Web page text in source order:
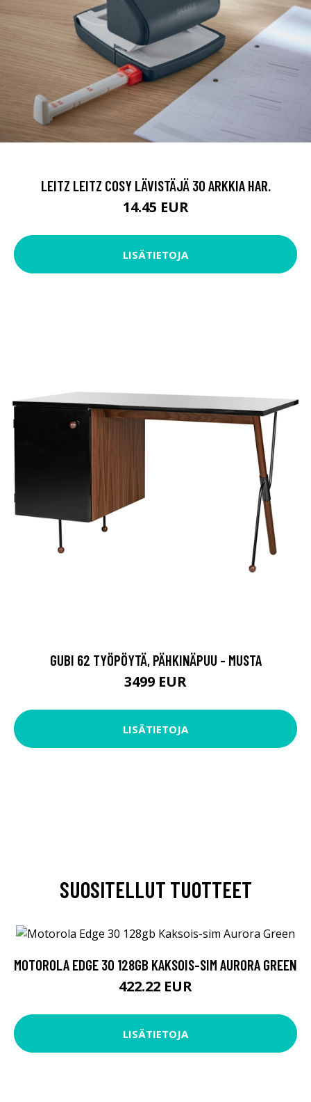
LEITZ LEITZ COSY LÄVISTÄJÄ 30 ARKKIA HAR.
14.45 EUR
LISÄTIETOJA
GUBI 62 TYÖPÖYTÄ, PÄHKINÄPUU - MUSTA
3499 EUR
LISÄTIETOJA
SUOSITELLUT TUOTTEET
MOTOROLA EDGE 30 128GB KAKSOIS-SIM AURORA GREEN
422.22 EUR
LISÄTIETOJA